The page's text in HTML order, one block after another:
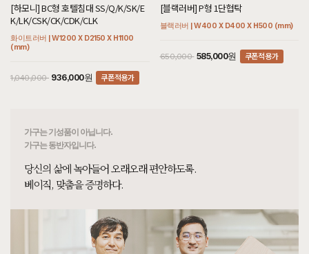
7월 30일 경기 고양 정**고객님 설치후기입니다
[[재이] 전체가죽 3인용소파 풀오일카라멜]
7월 30일 서울 광진 김**고객님 설치후기입니다
[[아델] E형 거실장]
7월 29일 서울 강남 김**고객님 주문제작 설치후기입니다
7월 29일 서울 마포 변**고객님 주문제작 설치후기입니다
7월 29일 서울 서대문 신**고객님 설치후기입니다
[[블랙러버] B형 장롱]
7월 25일 경기 고양 신**고객님 설치후기입니다
[하모니] BC형 호텔침대 SS/Q/K/SK/E
K/LK/CSK/CK/CDK/CLK
화이트러버 | W1200 X D2150 X H1100
(mm)
1,040,000 936,000원 쿠폰적용가
[블랙러버] P형 1단협탁
블랙러버 | W400 X D400 X H500 (mm)
650,000 585,000원 쿠폰적용가
가구는 기성품이 아닙니다.
가구는 동반자입니다.
당신의 삶에 녹아들어 오래오래 편안하도록.
베이직, 맞춤을 증명하다.